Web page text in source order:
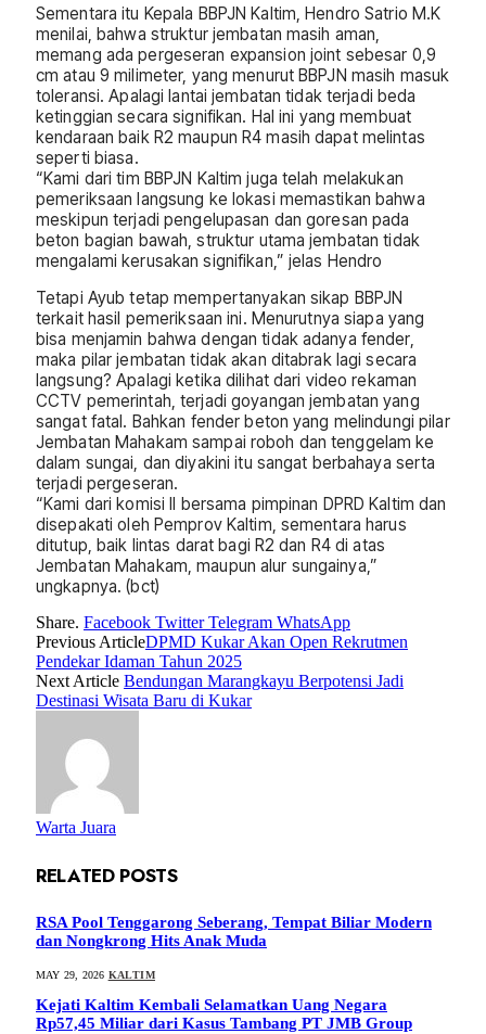
Sementara itu Kepala BBPJN Kaltim, Hendro Satrio M.K
menilai, bahwa struktur jembatan masih aman,
memang ada pergeseran expansion joint sebesar 0,9
cm atau 9 milimeter, yang menurut BBPJN masih masuk
toleransi. Apalagi lantai jembatan tidak terjadi beda
ketinggian secara signifikan. Hal ini yang membuat
kendaraan baik R2 maupun R4 masih dapat melintas
seperti biasa.
“Kami dari tim BBPJN Kaltim juga telah melakukan
pemeriksaan langsung ke lokasi memastikan bahwa
meskipun terjadi pengelupasan dan goresan pada
beton bagian bawah, struktur utama jembatan tidak
mengalami kerusakan signifikan,” jelas Hendro
Tetapi Ayub tetap mempertanyakan sikap BBPJN
terkait hasil pemeriksaan ini. Menurutnya siapa yang
bisa menjamin bahwa dengan tidak adanya fender,
maka pilar jembatan tidak akan ditabrak lagi secara
langsung? Apalagi ketika dilihat dari video rekaman
CCTV pemerintah, terjadi goyangan jembatan yang
sangat fatal. Bahkan fender beton yang melindungi pilar
Jembatan Mahakam sampai roboh dan tenggelam ke
dalam sungai, dan diyakini itu sangat berbahaya serta
terjadi pergeseran.
“Kami dari komisi II bersama pimpinan DPRD Kaltim dan
disepakati oleh Pemprov Kaltim, sementara harus
ditutup, baik lintas darat bagi R2 dan R4 di atas
Jembatan Mahakam, maupun alur sungainya,”
ungkapnya. (bct)
Share. Facebook Twitter Telegram WhatsApp
Previous ArticleDPMD Kukar Akan Open Rekrutmen
Pendekar Idaman Tahun 2025
Next Article Bendungan Marangkayu Berpotensi Jadi
Destinasi Wisata Baru di Kukar
Warta Juara
RELATED POSTS
RSA Pool Tenggarong Seberang, Tempat Biliar Modern
dan Nongkrong Hits Anak Muda
MAY 29, 2026 KALTIM
Kejati Kaltim Kembali Selamatkan Uang Negara
Rp57,45 Miliar dari Kasus Tambang PT JMB Group